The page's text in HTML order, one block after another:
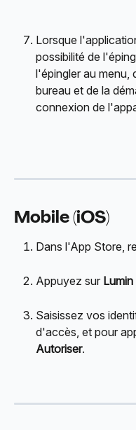
Lorsque
possibilité de
l'épingler au menu,
bureau et de la
connexion de
Mobile (iOS)
Dans l'App Store,
Appuyez sur
Saisissez vos
d'accès, et pour
Autoriser.